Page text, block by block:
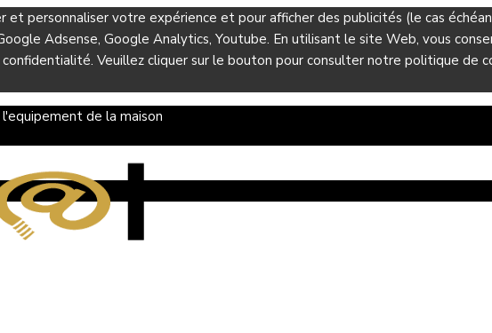
et personnaliser votre expérience et pour afficher des publicités (le cas
Adsense, Google Analytics, Youtube. En utilisant le site Web, vous
Veuillez cliquer sur le bouton pour consulter notre politique de
de la maison